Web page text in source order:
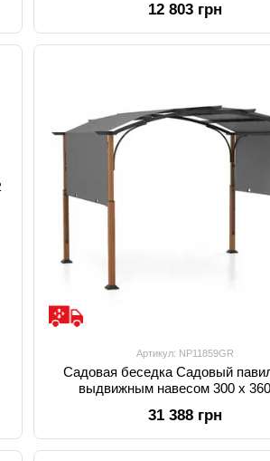
12 803 грн
Артикул: NP11859GR
Садовая беседка Садовый
выдвижным навесом 300 x
31 388 грн